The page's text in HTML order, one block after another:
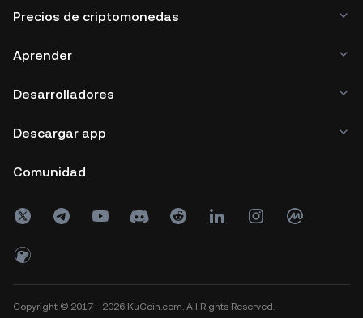
Precios de criptomonedas
Aprender
Desarrolladores
Descargar app
Comunidad
Copyright © 2017 - 2026 KuCoin.com. All Rights Reserved.